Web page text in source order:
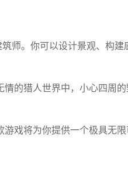
师。你可以设计景观、构
的猎人世界中，小心四周
戏将为你提供一个极具无限